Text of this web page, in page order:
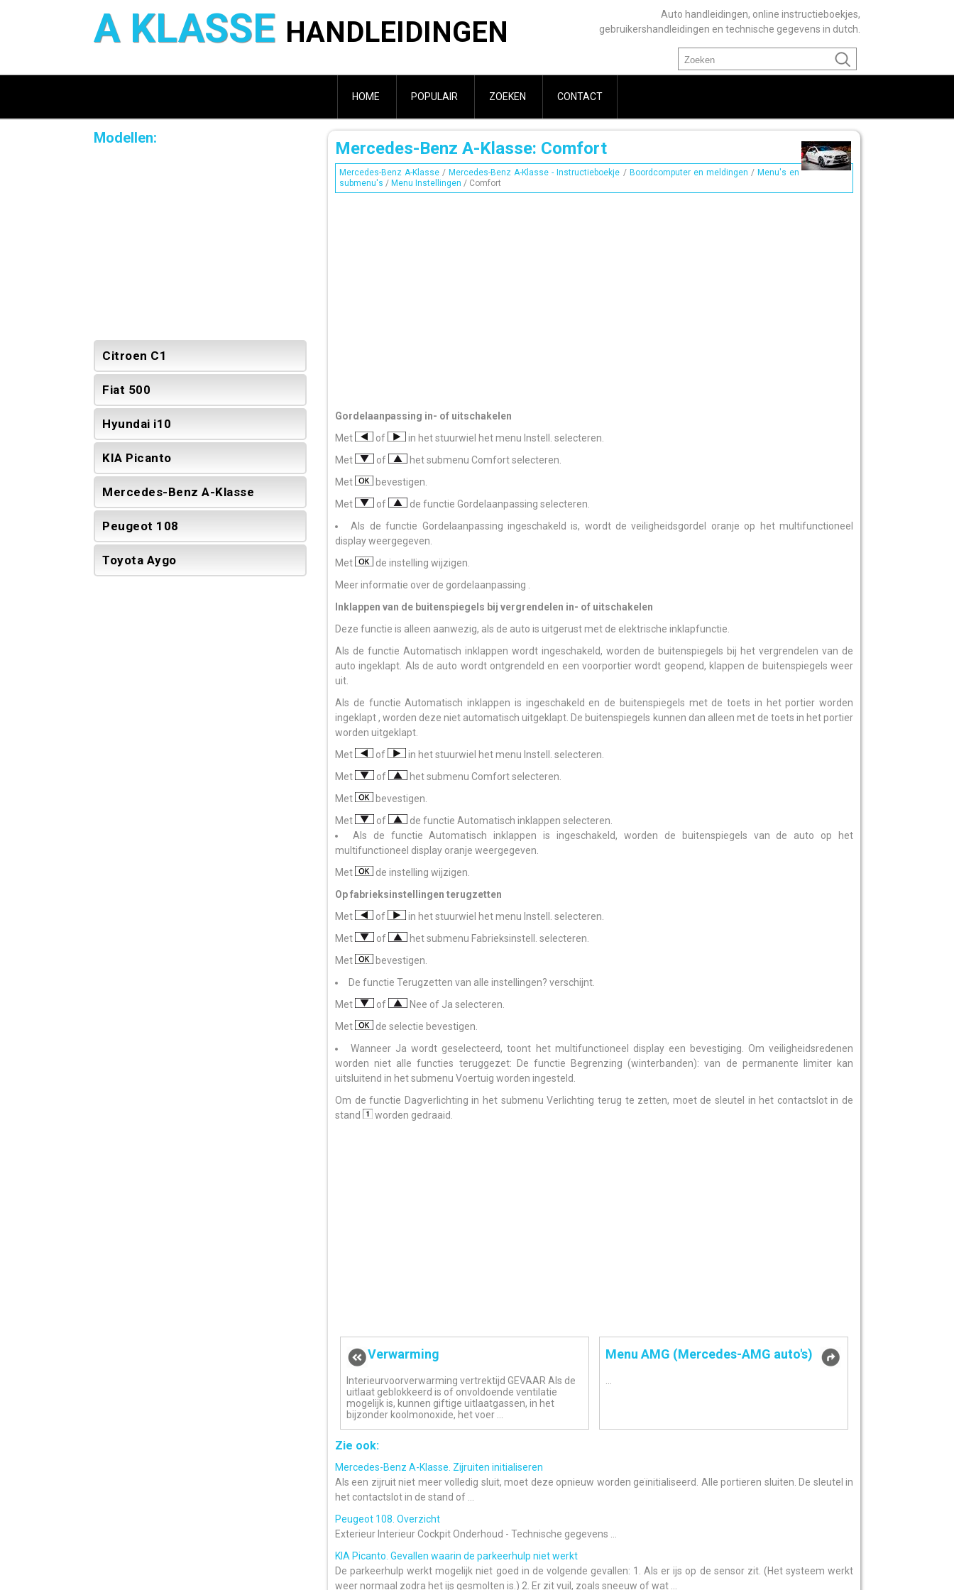
A KLASSE HANDLEIDINGEN
Auto handleidingen, online instructieboekjes,
gebruikershandleidingen en technische gegevens in dutch.
HOME POPULAIR ZOEKEN CONTACT
Mercedes-Benz A-Klasse: Comfort
Mercedes-Benz A-Klasse / Mercedes-Benz A-Klasse - Instructieboekje / Boordcomputer en meldingen / Menu's en
submenu's / Menu Instellingen / Comfort
Gordelaanpassing in- of uitschakelen
Met
of
in het stuurwiel het menu Instell. selecteren.
Met
of
het submenu Comfort selecteren.
Met
bevestigen.
Met
of
de functie Gordelaanpassing selecteren.
Als de functie Gordelaanpassing ingeschakeld is, wordt de veiligheidsgordel oranje op het multifunctioneel
display weergegeven.
Met
de instelling wijzigen.
Meer informatie over de gordelaanpassing .
Inklappen van de buitenspiegels bij vergrendelen in- of uitschakelen
Deze functie is alleen aanwezig, als de auto is uitgerust met de elektrische inklapfunctie.
Als de functie Automatisch inklappen wordt ingeschakeld, worden de buitenspiegels bij het vergrendelen van de
auto ingeklapt. Als de auto wordt ontgrendeld en een voorportier wordt geopend, klappen de buitenspiegels weer
uit.
Als de functie Automatisch inklappen is ingeschakeld en de buitenspiegels met de toets in het portier worden
ingeklapt , worden deze niet automatisch uitgeklapt. De buitenspiegels kunnen dan alleen met de toets in het portier
worden uitgeklapt.
Met
of
in het stuurwiel het menu Instell. selecteren.
Met
of
het submenu Comfort selecteren.
Met
bevestigen.
Met
of
de functie Automatisch inklappen selecteren.
Als de functie Automatisch inklappen is ingeschakeld, worden de buitenspiegels van de auto op het
multifunctioneel display oranje weergegeven.
Met
de instelling wijzigen.
Op fabrieksinstellingen terugzetten
Met
of
in het stuurwiel het menu Instell. selecteren.
Met
of
het submenu Fabrieksinstell. selecteren.
Met
bevestigen.
De functie Terugzetten van alle instellingen? verschijnt.
Met
of
Nee of Ja selecteren.
Met
de selectie bevestigen.
Wanneer Ja wordt geselecteerd, toont het multifunctioneel display een bevestiging. Om veiligheidsredenen
worden niet alle functies teruggezet: De functie Begrenzing (winterbanden): van de permanente limiter kan
uitsluitend in het submenu Voertuig worden ingesteld.
Om de functie Dagverlichting in het submenu Verlichting terug te zetten, moet de sleutel in het contactslot in de
stand
worden gedraaid.
Verwarming
Interieurvoorverwarming vertrektijd GEVAAR Als de
uitlaat geblokkeerd is of onvoldoende ventilatie
mogelijk is, kunnen giftige uitlaatgassen, in het
bijzonder koolmonoxide, het voer ...
Menu AMG (Mercedes-AMG auto's)
Zie ook:
Mercedes-Benz A-Klasse. Zijruiten initialiseren
Als een zijruit niet meer volledig sluit, moet deze opnieuw worden geïnitialiseerd. Alle portieren sluiten. De sleutel in
het contactslot in de stand of ...
Peugeot 108. Overzicht
Exterieur Interieur Cockpit Onderhoud - Technische gegevens ...
KIA Picanto. Gevallen waarin de parkeerhulp niet werkt
De parkeerhulp werkt mogelijk niet goed in de volgende gevallen: 1. Als er ijs op de sensor zit. (Het systeem werkt
weer normaal zodra het ijs gesmolten is.) 2. Er zit vuil, zoals sneeuw of wat ...
Modellen:
Citroen C1
Fiat 500
Hyundai i10
KIA Picanto
Mercedes-Benz A-Klasse
Peugeot 108
Toyota Aygo